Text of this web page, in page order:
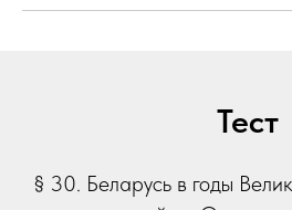
Тест
§ 30. Беларусь в годы